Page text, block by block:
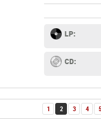
LP:
CD:
1 2 3 4 5